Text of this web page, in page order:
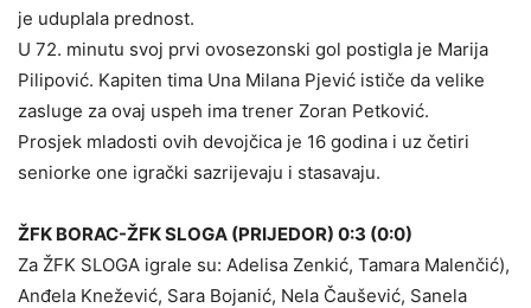
je uduplala prednost.
U 72. minutu svoj prvi ovosezonski gol postigla je Marija
Pilipović. Kapiten tima Una Milana Pjević ističe da velike
zasluge za ovaj uspeh ima trener Zoran Petković.
Prosjek mladosti ovih devojčica je 16 godina i uz četiri
seniorke one igrački sazrijevaju i stasavaju.
ŽFK BORAC-ŽFK SLOGA (PRIJEDOR) 0:3 (0:0)
Za ŽFK SLOGA igrale su: Adelisa Zenkić, Tamara Malenčić),
Anđela Knežević, Sara Bojanić, Nela Čaušević, Sanela